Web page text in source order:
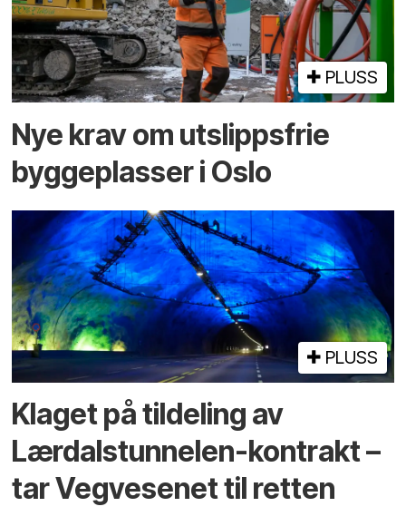
PLUSS
Nye krav om utslippsfrie
byggeplasser i Oslo
PLUSS
Klaget på tildeling av
Lærdalstunnelen-kontrakt –
tar Vegvesenet til retten